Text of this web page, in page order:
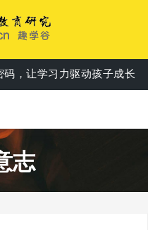
码，让学习力驱动孩子成长
志